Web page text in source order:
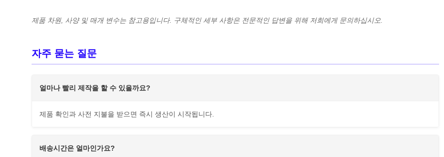
제품 차원, 사양 및 매개 변수는 참고용입니다. 구체적인 세부 사항은 전문적인 답변을 위해 저희에게 문의하십시오.
자주 묻는 질문
얼마나 빨리 제작을 할 수 있을까요?
제품 확인과 사전 지불을 받으면 즉시 생산이 시작됩니다.
배송시간은 얼마인가요?